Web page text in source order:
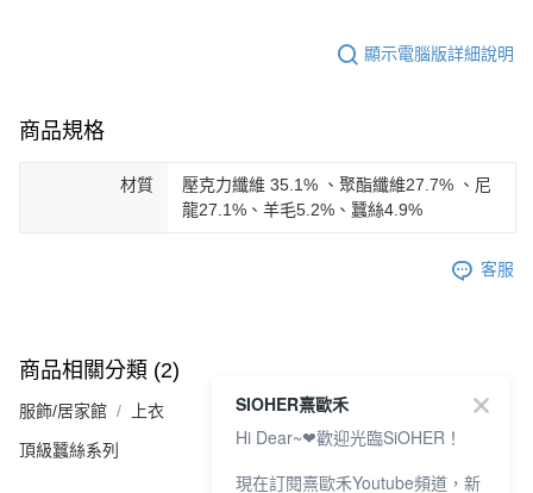
顯示電腦版詳細說明
商品規格
材質
壓克力纖維 35.1% 、聚酯纖維27.7% 、尼
龍27.1%、羊毛5.2%、蠶絲4.9%
客服
商品相關分類 (2)
服飾/居家館 上衣
頂級蠶絲系列
SIOHER熹歐禾
Hi Dear~❤歡迎光臨SiOHER！
現在訂閱熹歐禾Youtube頻道，新